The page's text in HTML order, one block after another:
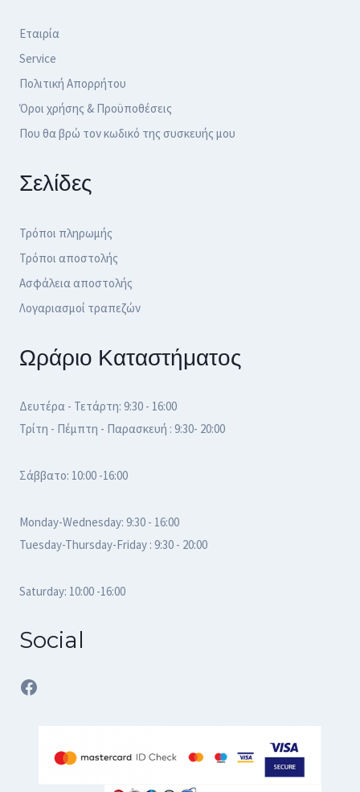
Εταιρία
Service
Πολιτική Απορρήτου
Όροι χρήσης & Προϋποθέσεις
Που θα βρώ τον κωδικό της συσκευής μου
Σελίδες
Τρόποι πληρωμής
Τρόποι αποστολής
Ασφάλεια αποστολής
Λογαριασμοί τραπεζών
Ωράριο Καταστήματος
Δευτέρα - Τετάρτη: 9:30 - 16:00
Τρίτη - Πέμπτη - Παρασκευή : 9:30- 20:00
Σάββατο: 10:00 -16:00
Monday-Wednesday: 9:30 - 16:00
Tuesday-Thursday-Friday : 9:30 - 20:00
Saturday: 10:00 -16:00
Social
Facebook